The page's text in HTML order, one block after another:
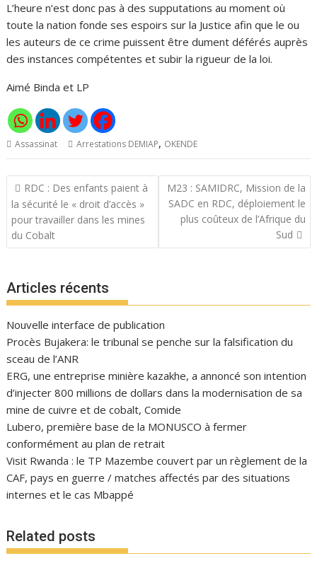
L’heure n’est donc pas à des supputations au moment où
toute la nation fonde ses espoirs sur la Justice afin que le ou
les auteurs de ce crime puissent être dument déférés auprès
des instances compétentes et subir la rigueur de la loi.
Aimé Binda et LP
Assassinat Arrestations DEMIAP, OKENDE
Navigation
de
l’article
RDC : Des enfants paient à
la sécurité le « droit d’accès »
pour travailler dans les mines
du Cobalt
M23 : SAMIDRC, Mission de la
SADC en RDC, déploiement le
plus coûteux de l’Afrique du
Sud
Articles récents
Nouvelle interface de publication
Procès Bujakera: le tribunal se penche sur la falsification du
sceau de l’ANR
ERG, une entreprise minière kazakhe, a annoncé son intention
d’injecter 800 millions de dollars dans la modernisation de sa
mine de cuivre et de cobalt, Comide
Lubero, première base de la MONUSCO à fermer
conformément au plan de retrait
Visit Rwanda : le TP Mazembe couvert par un règlement de la
CAF, pays en guerre / matches affectés par des situations
internes et le cas Mbappé
Related posts